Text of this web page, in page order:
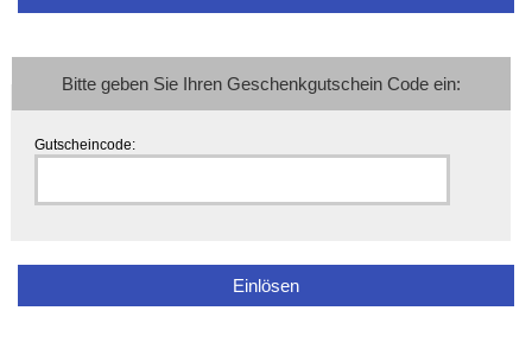
Bitte geben Sie Ihren Geschenkgutschein Code ein:
Gutscheincode: